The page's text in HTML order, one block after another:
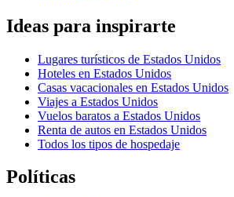
Ideas para inspirarte
Lugares turísticos de Estados Unidos
Hoteles en Estados Unidos
Casas vacacionales en Estados Unidos
Viajes a Estados Unidos
Vuelos baratos a Estados Unidos
Renta de autos en Estados Unidos
Todos los tipos de hospedaje
Políticas